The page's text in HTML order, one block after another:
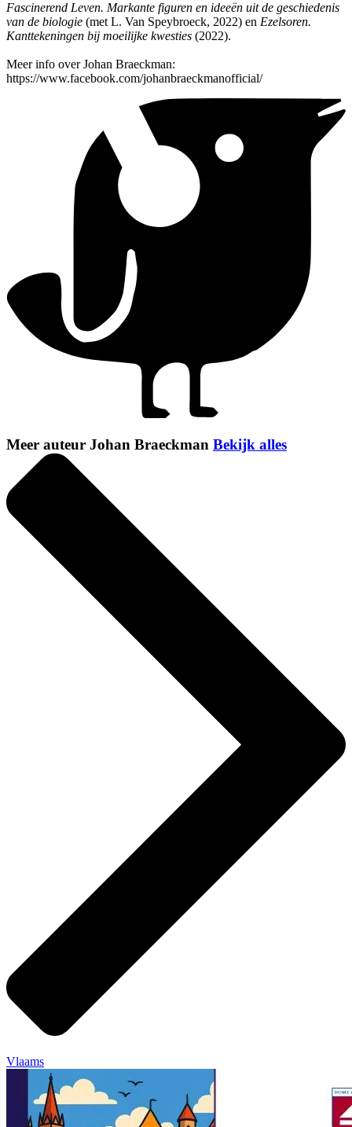
Fascinerend Leven. Markante figuren en ideeën uit de geschiedenis
van de biologie (met L. Van Speybroeck, 2022) en Ezelsoren.
Kanttekeningen bij moeilijke kwesties (2022).
Meer info over Johan Braeckman:
https://www.facebook.com/johanbraeckmanofficial/
Meer auteur Johan Braeckman Bekijk alles
Vlaams